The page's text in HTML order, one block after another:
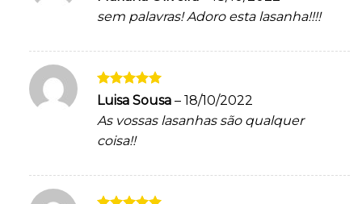
de 5
sem palavras! Adoro esta lasanha!!!!
Avaliação 5
Luisa Sousa – 18/10/2022
As vossas lasanhas são qualquer
coisa!!